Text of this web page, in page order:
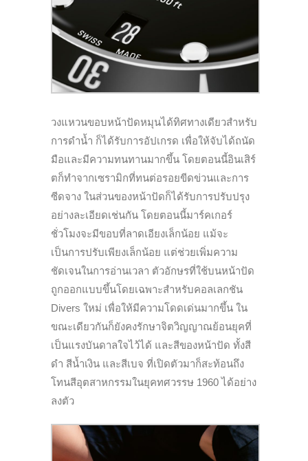
วงแหวนขอบหน้าปัดหมุนได้ทิศทางเดียวสำหรับ
การดำน้ำ ก็ได้รับการอัปเกรด เพื่อให้จับได้ถนัด
มือและมีความทนทานมากขึ้น โดยตอนนี้อินเสิร์
ตก็ทำจากเซรามิกที่ทนต่อรอยขีดข่วนและการ
ซีดจาง ในส่วนของหน้าปัดก็ได้รับการปรับปรุง
อย่างละเอียดเช่นกัน โดยตอนนี้มาร์คเกอร์
ชั่วโมงจะมีขอบที่ลาดเอียงเล็กน้อย แม้จะ
เป็นการปรับเพียงเล็กน้อย แต่ช่วยเพิ่มความ
ชัดเจนในการอ่านเวลา ตัวอักษรที่ใช้บนหน้าปัด
ถูกออกแบบขึ้นโดยเฉพาะสำหรับคอลเลกชัน
Divers ใหม่ เพื่อให้มีความโดดเด่นมากขึ้น ใน
ขณะเดียวกันก็ยังคงรักษาจิตวิญญาณย้อนยุคที่
เป็นแรงบันดาลใจไว้ได้ และสีของหน้าปัด ทั้งสี
ดำ สีน้ำเงิน และสีเบจ ที่เปิดตัวมาก็สะท้อนถึง
โทนสีอุตสาหกรรมในยุคทศวรรษ 1960 ได้อย่าง
ลงตัว